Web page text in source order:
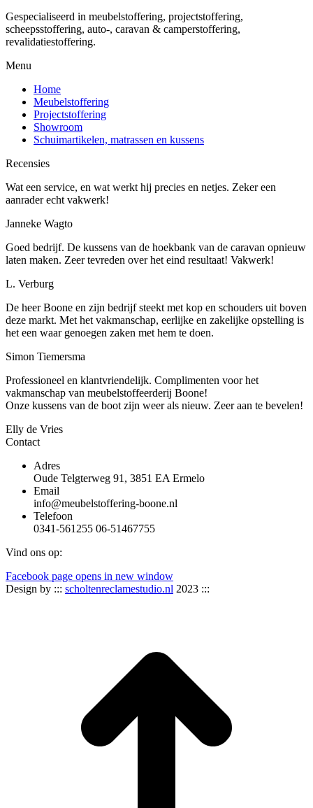
Gespecialiseerd in meubelstoffering, projectstoffering,
scheepsstoffering, auto-, caravan & camperstoffering,
revalidatiestoffering.
Menu
Home
Meubelstoffering
Projectstoffering
Showroom
Schuimartikelen, matrassen en kussens
Recensies
Wat een service, en wat werkt hij precies en netjes. Zeker een
aanrader echt vakwerk!
Janneke Wagto
Goed bedrijf. De kussens van de hoekbank van de caravan opnieuw
laten maken. Zeer tevreden over het eind resultaat! Vakwerk!
L. Verburg
De heer Boone en zijn bedrijf steekt met kop en schouders uit boven
deze markt. Met het vakmanschap, eerlijke en zakelijke opstelling is
het een waar genoegen zaken met hem te doen.
Simon Tiemersma
Professioneel en klantvriendelijk. Complimenten voor het
vakmanschap van meubelstoffeerderij Boone!
Onze kussens van de boot zijn weer als nieuw. Zeer aan te bevelen!
Elly de Vries
Contact
Adres
Oude Telgterweg 91, 3851 EA Ermelo
Email
info@meubelstoffering-boone.nl
Telefoon
0341-561255 06-51467755
Vind ons op:
Facebook page opens in new window
Design by ::: scholtenreclamestudio.nl 2023 :::